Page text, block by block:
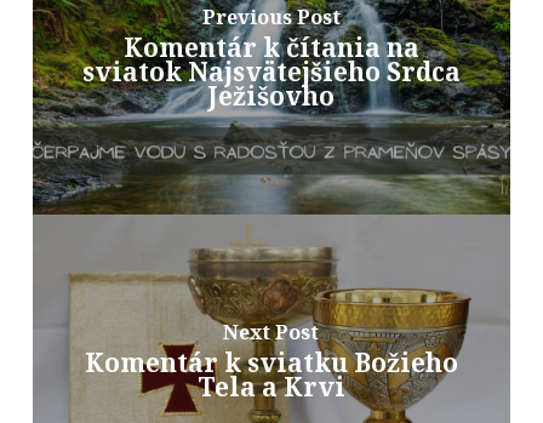
Previous Post
Komentár k čítania na
sviatok Najsvätejšieho Srdca
Ježišovho
Next Post
Komentár k sviatku Božieho
Tela a Krvi